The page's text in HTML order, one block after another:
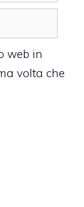
web in
volta che